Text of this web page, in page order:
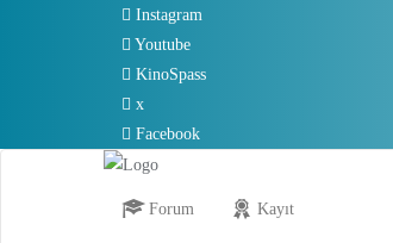
Instagram
Youtube
KinoSpass
x
Facebook
Forum Kayıt